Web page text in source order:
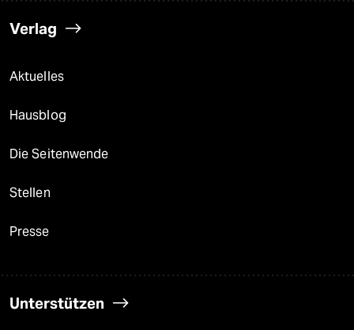
Verlag
Aktuelles
Hausblog
Die Seitenwende
Stellen
Presse
Unterstützen